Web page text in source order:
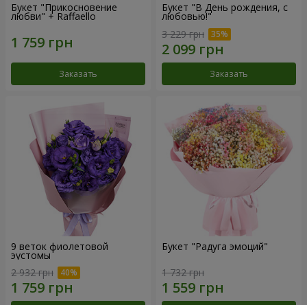
Букет "Прикосновение
любви" + Raffaello
Заказать
Букет "В День рождения, с
любовью!"
3 229 грн
Заказать
9 веток фиолетовой
эустомы
2 932 грн
Букет "Радуга эмоций"
1 732 грн